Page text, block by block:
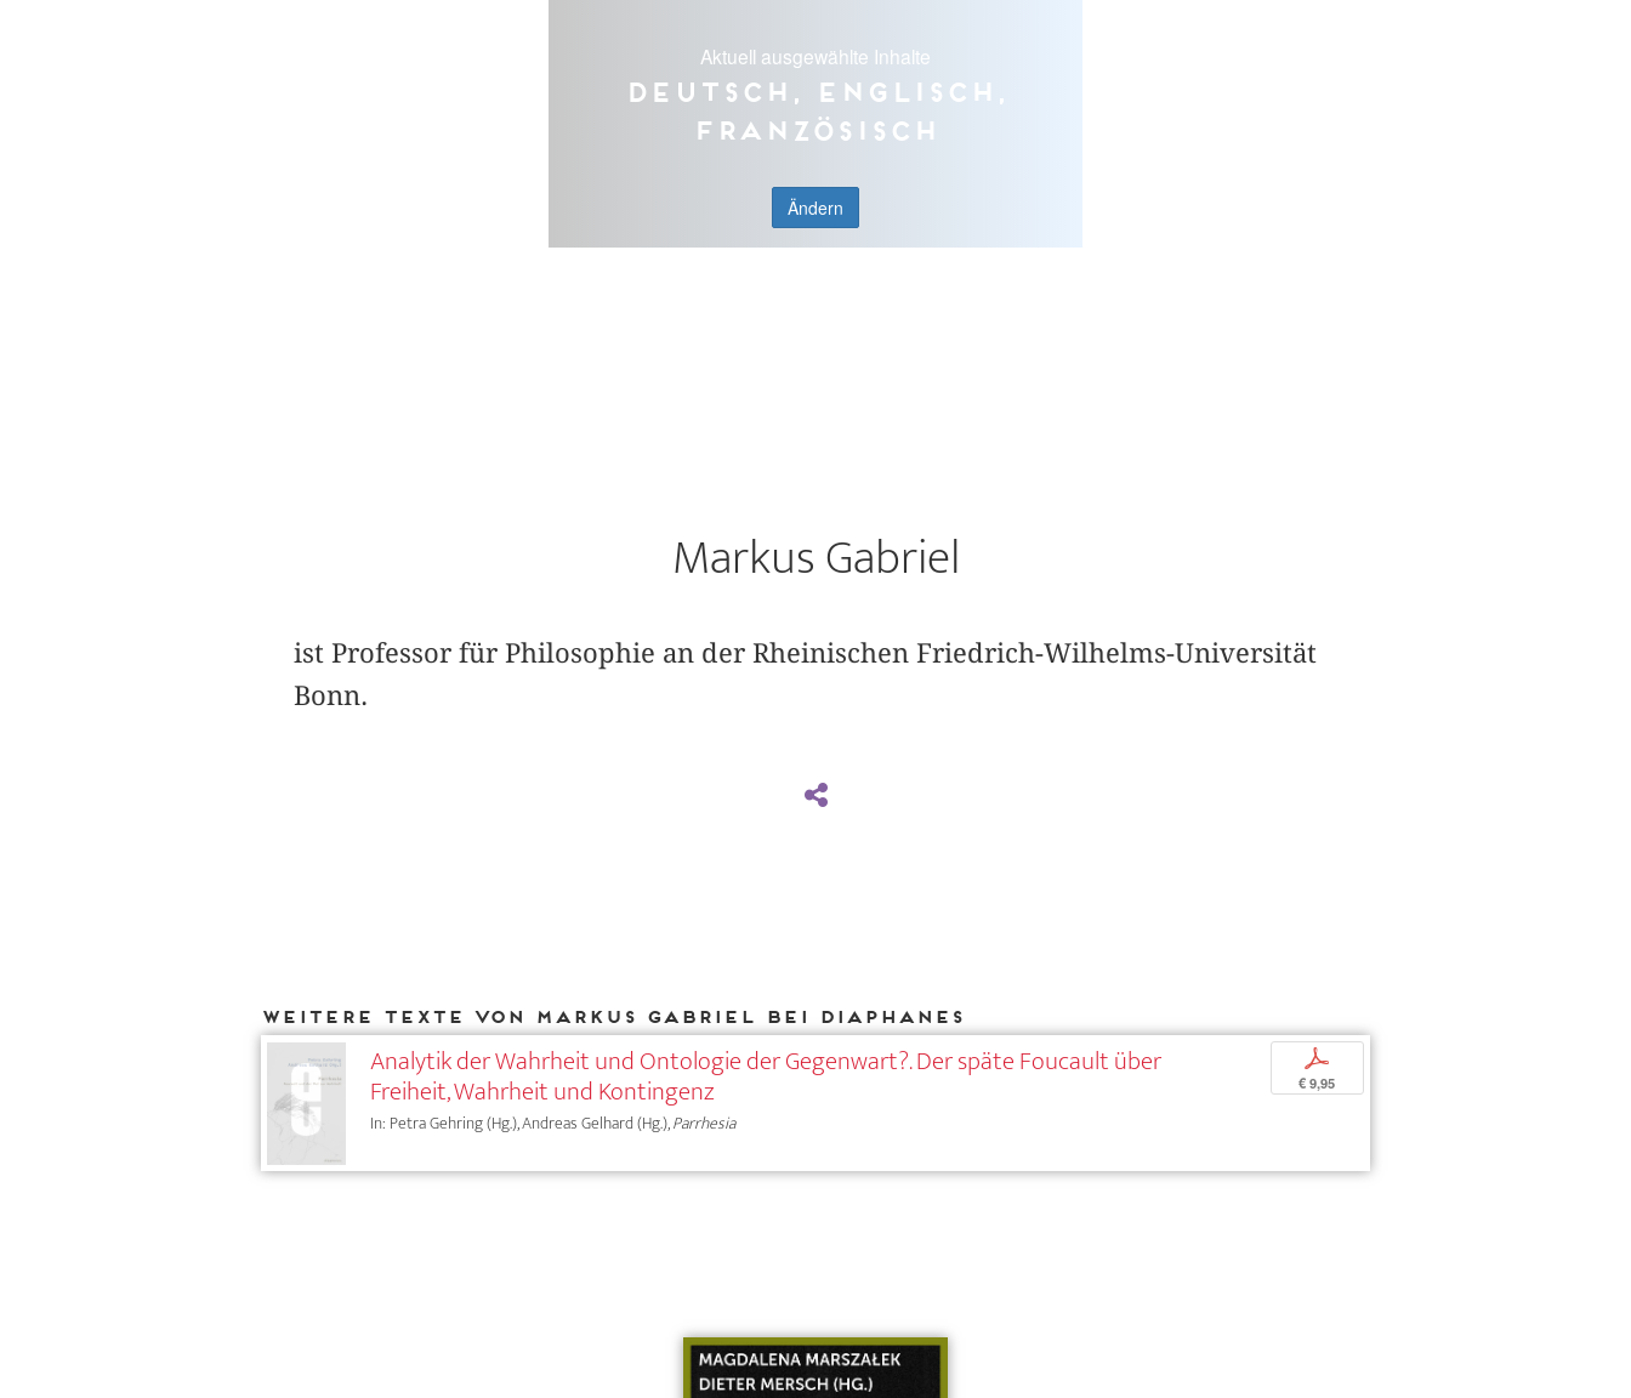
Aktuell ausgewählte Inhalte
Deutsch, Englisch,
Französisch
Ändern
Markus Gabriel
ist Professor für Philosophie an der Rheinischen Friedrich-Wilhelms-Universität
Bonn.
Weitere Texte von Markus Gabriel bei DIAPHANES
Analytik der Wahrheit und Ontologie der Gegenwart?. Der späte Foucault über
Freiheit, Wahrheit und Kontingenz
In: Petra Gehring (Hg.), Andreas Gelhard (Hg.),Parrhesia
p
€ 9,95